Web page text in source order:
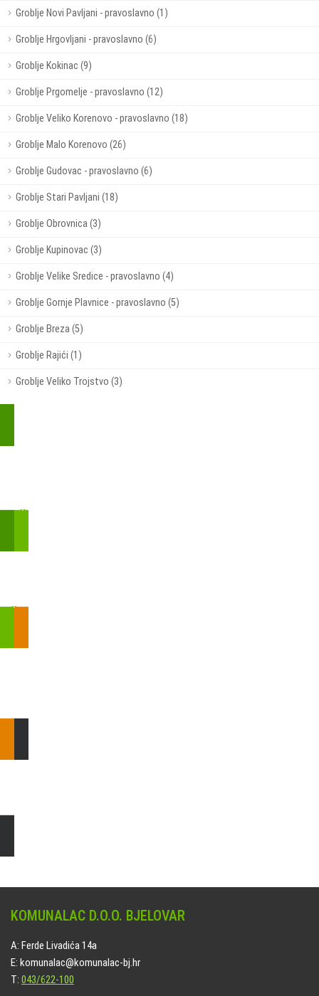
Groblje Novi Pavljani - pravoslavno (1)
Groblje Hrgovljani - pravoslavno (6)
Groblje Kokinac (9)
Groblje Prgomelje - pravoslavno (12)
Groblje Veliko Korenovo - pravoslavno (18)
Groblje Malo Korenovo (26)
Groblje Gudovac - pravoslavno (6)
Groblje Stari Pavljani (18)
Groblje Obrovnica (3)
Groblje Kupinovac (3)
Groblje Velike Sredice - pravoslavno (4)
Groblje Gornje Plavnice - pravoslavno (5)
Groblje Breza (5)
Groblje Rajići (1)
Groblje Veliko Trojstvo (3)
KOMUNALAC D.O.O. BJELOVAR
A: Ferde Livadića 14a
E: komunalac@komunalac-bj.hr
T: 043/622-100